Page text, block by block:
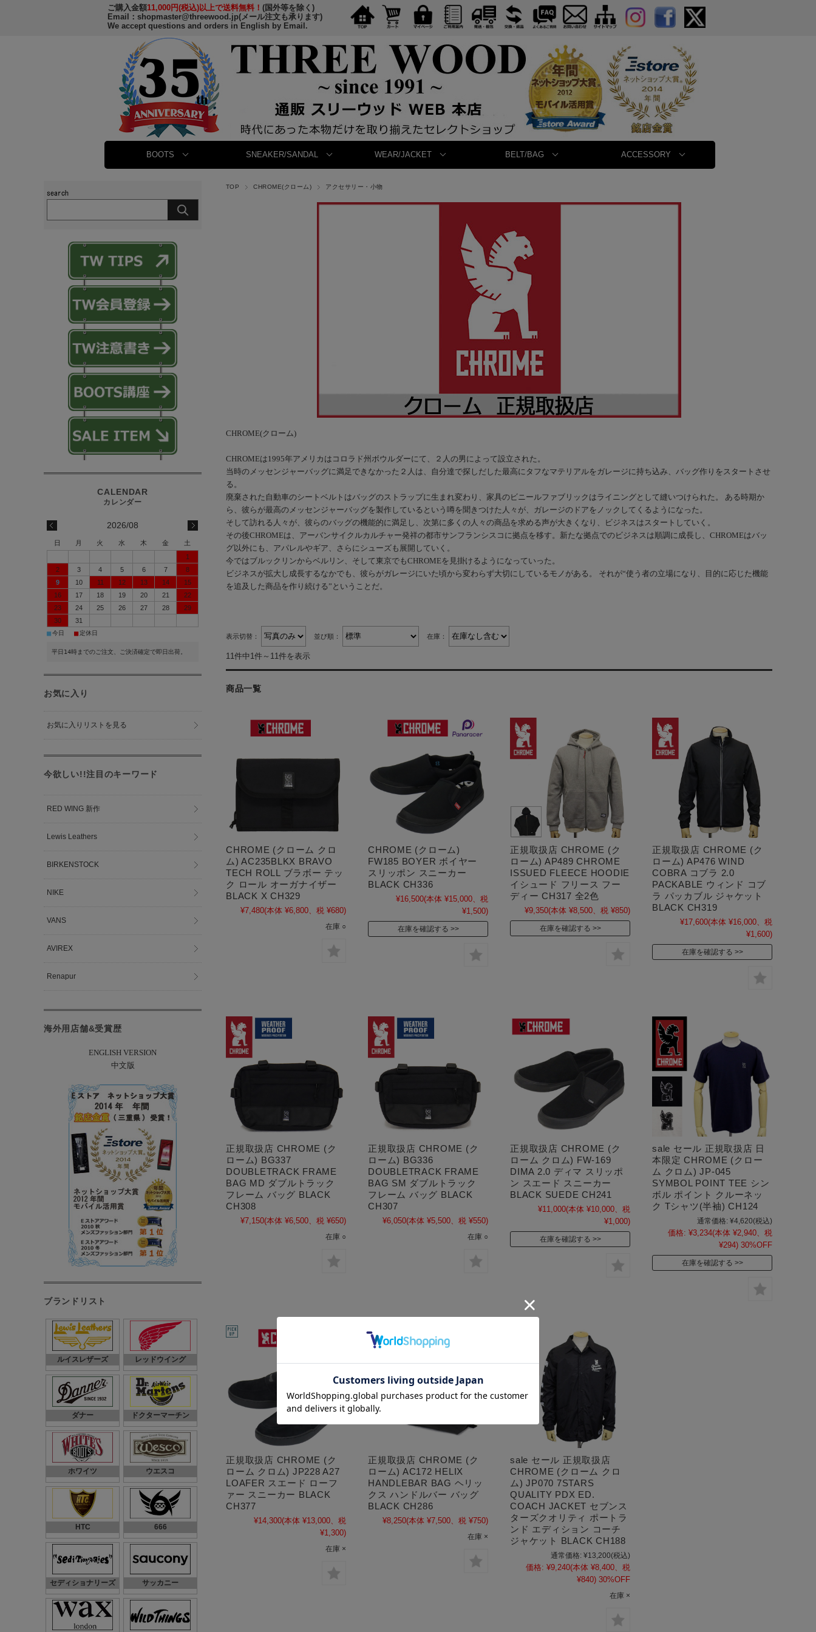
ご購入金額11,000円(税込)以上で送料無料！ (国外等を除く)
Email： shopmaster@threewood.jp(メール注文も承ります)
We accept questions and orders in English by Email.
BOOTS SNEAKER/SANDAL WEAR/JACKET BELT/BAG ACCESSORY
TOP CHROME(クローム) アクセサリー・小物
CHROME(クローム)
CHROMEは1995年アメリカはコロラド州ボウルダーにて、２人の男によって設立された。
当時のメッセンジャーバッグに満足できなかった２人は、自分達で探しだした最高にタフなマテリアルをガレージに持ち込み、バッグ作りをスタートさせ
る。
廃棄された自動車のシートベルトはバッグのストラップに生まれ変わり、家具のビニールファブリックはライニングとして縫いつけられた。 ある時期か
ら、彼らが最高のメッセンジャーバッグを製作しているという噂を聞きつけた人々が、ガレージのドアをノックしてくるようになった。
そして訪れる人々が、彼らのバッグの機能的に満足し、次第に多くの人々の商品を求める声が大きくなり、ビジネスはスタートしていく。
その後CHROMEは、アーバンサイクルカルチャー発祥の都市サンフランシスコに拠点を移す。新たな拠点でのビジネスは順調に成長し、CHROMEはバッ
グ以外にも、アパレルやギア、さらにシューズも展開していく。
今ではブルックリンからベルリン、そして東京でもCHROMEを見掛けるようになっていった。
ビジネスが拡大し成長するなかでも、彼らがガレージにいた頃から変わらず大切にしているモノがある。 それが“使う者の立場になり、目的に応じた機能
を追及した商品を作り続ける”ということだ。
表示切替： 並び順： 在庫：
11件中1件～11件を表示
商品一覧
CHROME (クローム クロ
ム) AC235BLKX BRAVO
TECH ROLL ブラボー テッ
ク ロール オーガナイザー
BLACK X CH329
¥7,480(本体 ¥6,800、税 ¥680)
在庫 ○
CHROME (クローム)
FW185 BOYER ボイヤー
スリッポン スニーカー
BLACK CH336
¥16,500(本体 ¥15,000、税
¥1,500)
在庫を確認する
正規取扱店 CHROME (ク
ローム) AP489 CHROME
ISSUED FLEECE HOODIE
イシュード フリース フー
ディー CH317 全2色
¥9,350(本体 ¥8,500、税 ¥850)
在庫を確認する
正規取扱店 CHROME (ク
ローム) AP476 WIND
COBRA コブラ 2.0
PACKABLE ウィンド コブ
ラ パッカブル ジャケット
BLACK CH319
¥17,600(本体 ¥16,000、税
¥1,600)
在庫を確認する
正規取扱店 CHROME (ク
ローム) BG337
DOUBLETRACK FRAME
BAG MD ダブルトラック
フレーム バッグ BLACK
CH308
¥7,150(本体 ¥6,500、税 ¥650)
在庫 ○
正規取扱店 CHROME (ク
ローム) BG336
DOUBLETRACK FRAME
BAG SM ダブルトラック
フレーム バッグ BLACK
CH307
¥6,050(本体 ¥5,500、税 ¥550)
在庫 ○
正規取扱店 CHROME (ク
ローム クロム) FW-169
DIMA 2.0 ディマ スリッポ
ン スエード スニーカー
BLACK SUEDE CH241
¥11,000(本体 ¥10,000、税
¥1,000)
在庫を確認する
sale セール 正規取扱店 日
本限定 CHROME (クロー
ム クロム) JP-045
SYMBOL POINT TEE シン
ボル ポイント クルーネッ
ク Tシャツ(半袖) CH124
通常価格: ¥4,620(税込)
価格: ¥3,234(本体 ¥2,940、税
¥294) 30%OFF
在庫を確認する
正規取扱店 CHROME (ク
ローム クロム) JP228 A27
LOAFER スエード ローフ
ァー スニーカー BLACK
CH377
¥14,300(本体 ¥13,000、税
¥1,300)
在庫 ×
正規取扱店 CHROME (ク
ローム) AC172 HELIX
HANDLEBAR BAG ヘリッ
クス ハンドルバー バッグ
BLACK CH286
¥8,250(本体 ¥7,500、税 ¥750)
在庫 ×
sale セール 正規取扱店
CHROME (クローム クロ
ム) JP070 7STARS
QUALITY PDX ED.
COACH JACKET セブンス
ターズクオリティ ポートラ
ンド エディション コーチ
ジャケット BLACK CH188
通常価格: ¥13,200(税込)
価格: ¥9,240(本体 ¥8,400、税
¥840) 30%OFF
在庫 ×
2026/08
日 月 火 水 木 金
土
1
2
3 4 5 6 7
8
9
10 11 12 13 14
15
16
17 18 19 20 21
22
23
24 25 26 27 28
29
30
31
■今日 ■ 定休日
平日14時までのご注文、ご決済確定で即日出荷。
お気に入り
お気に入りリストを見る
今欲しい!!注目のキーワード
RED WING 新作
Lewis Leathers
BIRKENSTOCK
NIKE
VANS
AVIREX
Renapur
海外用店舗&受賞歴
ENGLISH VERSION
中文版
ブランドリスト
ルイスレザーズ レッドウイング
ダナー ドクターマーチン
ホワイツ ウエスコ
HTC 666
セディショナリーズ サッカニー